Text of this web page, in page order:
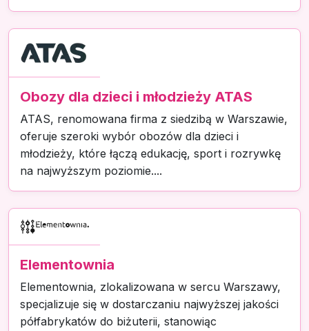
Obozy dla dzieci i młodzieży ATAS
ATAS, renomowana firma z siedzibą w Warszawie,
oferuje szeroki wybór obozów dla dzieci i
młodzieży, które łączą edukację, sport i rozrywkę
na najwyższym poziomie....
Elementownia
Elementownia, zlokalizowana w sercu Warszawy,
specjalizuje się w dostarczaniu najwyższej jakości
półfabrykatów do biżuterii, stanowiąc